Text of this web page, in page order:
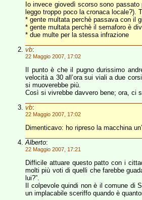
Io invece giovedì scorso sono
leggo troppo poco la cronaca locale?).
* gente multata perchè passava con il
* gente multata perchè il semaforo è
* due multe per la stessa infrazione
vb:
22 Maggio 2007, 17:02
Il punto è che il pugno durissimo
velocità a 30 all’ora sui viali a due
si muoverebbe più.
Così si vivrebbe davvero bene; ora, ci
vb:
22 Maggio 2007, 17:02
Dimenticavo: ho ripreso la macchina
Alberto:
22 Maggio 2007, 17:21
Difficile attuare questo patto con i
molti più voti di quelli che farebbe
lui?”.
Il colpevole quindi non è il comune
un implacabile sceriffo quando è